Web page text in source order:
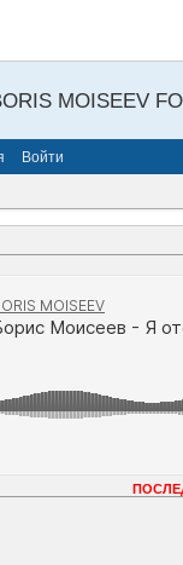
MOISEEV
Войти